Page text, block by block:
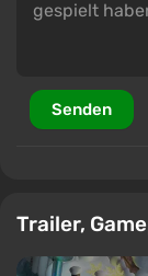
Senden
Trailer,